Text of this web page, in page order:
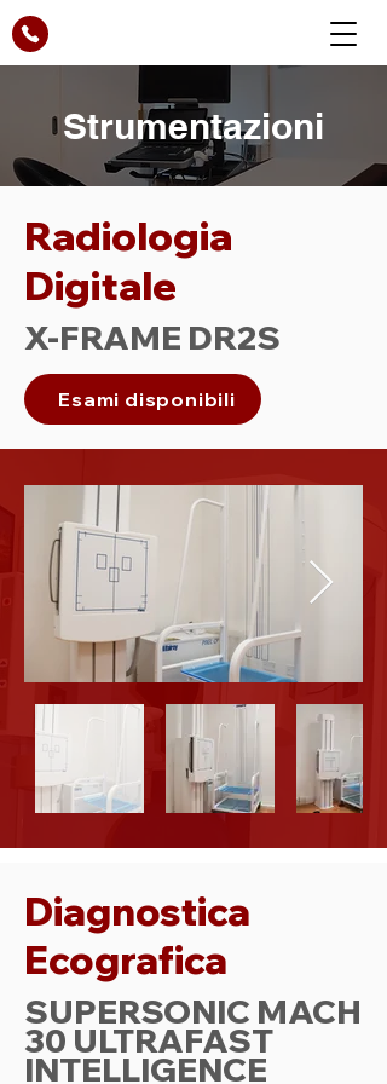
Strumentazioni
Radiologia
Digitale
X-FRAME DR2S
Esami disponibili
Diagnostica
Ecografica
SUPERSONIC MACH
30 ULTRAFAST
INTELLIGENCE